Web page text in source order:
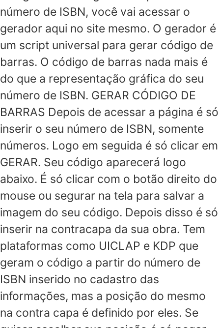
número de ISBN, você vai acessar o
gerador aqui no site mesmo. O gerador é
um script universal para gerar código de
barras. O código de barras nada mais é
do que a representação gráfica do seu
número de ISBN. GERAR CÓDIGO DE
BARRAS Depois de acessar a página é só
inserir o seu número de ISBN, somente
números. Logo em seguida é só clicar em
GERAR. Seu código aparecerá logo
abaixo. É só clicar com o botão direito do
mouse ou segurar na tela para salvar a
imagem do seu código. Depois disso é só
inserir na contracapa da sua obra. Tem
plataformas como UICLAP e KDP que
geram o código a partir do número de
ISBN inserido no cadastro das
informações, mas a posição do mesmo
na contra capa é definido por eles. Se